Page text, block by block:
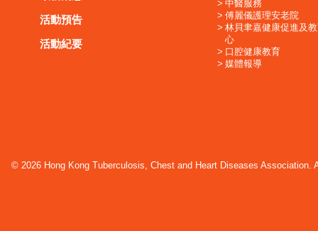
活動預告
活動紀要
中醫服務
傅麗儀護理安老院
林貝聿嘉健康促進及
心
口腔健康教育
媒體報導
© 2026 Hong Kong Tuberculosis, Chest and Heart Diseases Association.